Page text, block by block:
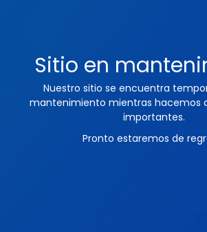
Sitio en
Nuestro sitio se encuentra
mantenimiento mientras hacemos
importantes.
Pronto estaremos de